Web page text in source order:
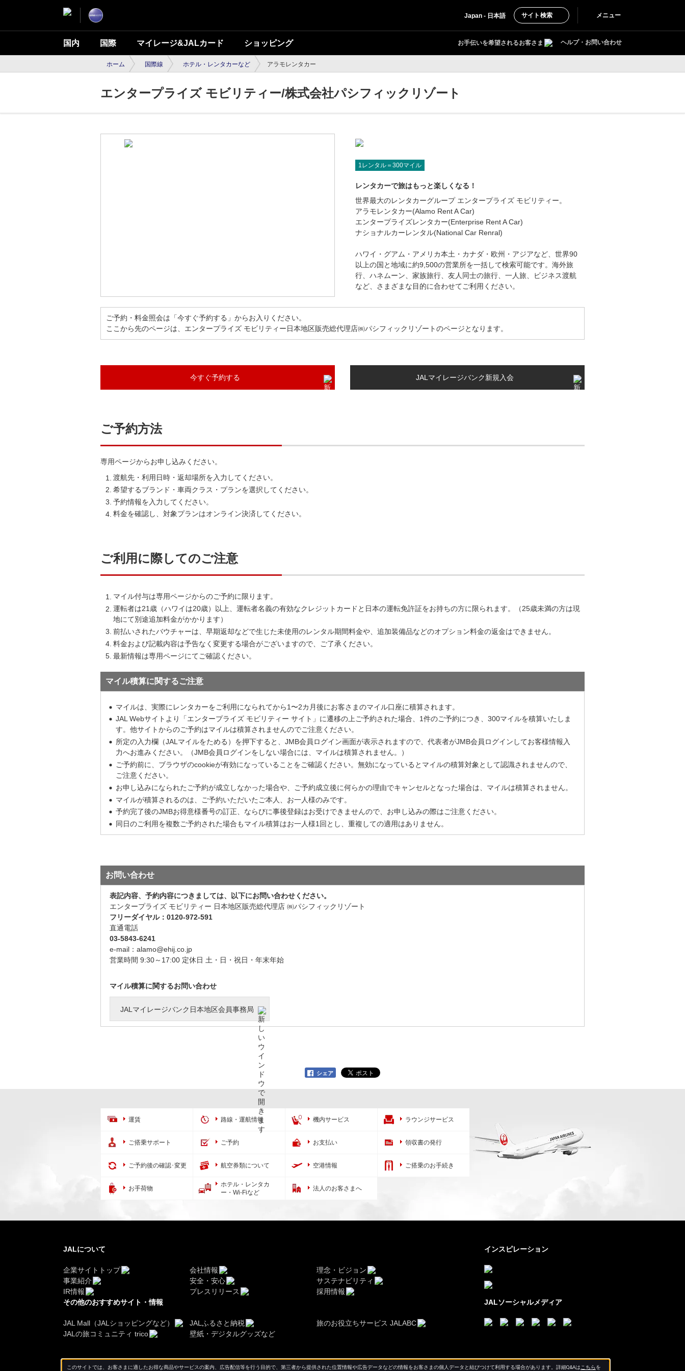
Japan - 日本語 サイト検索 メニュー
国内 国際 マイレージ&JALカード ショッピング お手伝いを希望されるお客さま ヘルプ・お問い合わせ
ホーム 国際線 ホテル・レンタカーなど アラモレンタカー
エンタープライズ モビリティー/株式会社パシフィックリゾート
1レンタル＝300マイル
レンタカーで旅はもっと楽しくなる！
世界最大のレンタカーグループ エンタープライズ モビリティー。
アラモレンタカー(Alamo Rent A Car)
エンタープライズレンタカー(Enterprise Rent A Car)
ナショナルカーレンタル(National Car Renral)
ハワイ・グアム・アメリカ本土・カナダ・欧州・アジアなど、世界90
以上の国と地域に約9,500の営業所を一括して検索可能です。海外旅
行、ハネムーン、家族旅行、友人同士の旅行、一人旅、ビジネス渡航
など、さまざまな目的に合わせてご利用ください。
ご予約・料金照会は「今すぐ予約する」からお入りください。
ここから先のページは、エンタープライズ モビリティー日本地区販売総代理店㈱パシフィックリゾートのページとなります。
今すぐ予約する JALマイレージバンク新規入会
ご予約方法
専用ページからお申し込みください。
渡航先・利用日時・返却場所を入力してください。
希望するブランド・車両クラス・プランを選択してください。
予約情報を入力してください。
料金を確認し、対象プランはオンライン決済してください。
ご利用に際してのご注意
マイル付与は専用ページからのご予約に限ります。
運転者は21歳（ハワイは20歳）以上、運転者名義の有効なクレジットカードと日本の運転免許証をお持ちの方に限られます。（25歳未満の方は現
地にて別途追加料金がかかります）
前払いされたバウチャーは、早期返却などで生じた未使用のレンタル期間料金や、追加装備品などのオプション料金の返金はできません。
料金および記載内容は予告なく変更する場合がございますので、ご了承ください。
最新情報は専用ページにてご確認ください。
マイル積算に関するご注意
マイルは、実際にレンタカーをご利用になられてから1〜2カ月後にお客さまのマイル口座に積算されます。
JAL Webサイトより「エンタープライズ モビリティー サイト」に遷移の上ご予約された場合、1件のご予約につき、300マイルを積算いたしま
す。他サイトからのご予約はマイルは積算されませんのでご注意ください。
所定の入力欄（JALマイルをためる）を押下すると、JMB会員ログイン画面が表示されますので、代表者がJMB会員ログインしてお客様情報入
力へお進みください。（JMB会員ログインをしない場合には、マイルは積算されません。）
ご予約前に、ブラウザのcookieが有効になっていることをご確認ください。無効になっているとマイルの積算対象として認識されませんので、
ご注意ください。
お申し込みになられたご予約が成立しなかった場合や、ご予約成立後に何らかの理由でキャンセルとなった場合は、マイルは積算されません。
マイルが積算されるのは、ご予約いただいたご本人、お一人様のみです。
予約完了後のJMBお得意様番号の訂正、ならびに事後登録はお受けできませんので、お申し込みの際はご注意ください。
同日のご利用を複数ご予約された場合もマイル積算はお一人様1回とし、重複しての適用はありません。
お問い合わせ
表記内容、予約内容につきましては、以下にお問い合わせください。
エンタープライズ モビリティー 日本地区販売総代理店 ㈱パシフィックリゾート
フリーダイヤル：0120-972-591
直通電話
03-5843-6241
e-mail：alamo@ehij.co.jp
営業時間 9:30～17:00 定休日 土・日・祝日・年末年始
マイル積算に関するお問い合わせ
JALマイレージバンク日本地区会員事務局
シェア
運賃 路線・運航情報 機内サービス ラウンジサービス
ご搭乗サポート ご予約 お支払い 領収書の発行
ご予約後の確認･変更 航空券類について 空港情報 ご搭乗のお手続き
お手荷物
ホテル・レンタカ
ー・Wi-Fiなど
法人のお客さまへ
JALについて
企業サイトトップ 会社情報
理念・ビジョン
事業紹介
安全・安心
サステナビリティ
IR情報
プレスリリース 採用情報
インスピレーション
その他のおすすめサイト・情報
JAL Mall（JALショッピングなど） JALふるさと納税
旅のお役立ちサービス JALABC
JALの旅コミュニティ trico
壁紙・デジタルグッズなど
JALソーシャルメディア
このサイトでは、お客さまに適したお得な商品やサービスの案内、広告配信等を行う目的で、第三者から提供された位置情報や広告データなどの情報をお客さまの個人データと結びつけて利用する場合があります。詳細Q&Aは こちらを